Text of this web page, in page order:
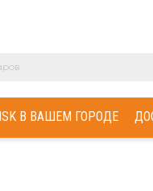
В ВАШЕМ ГОРОДЕ